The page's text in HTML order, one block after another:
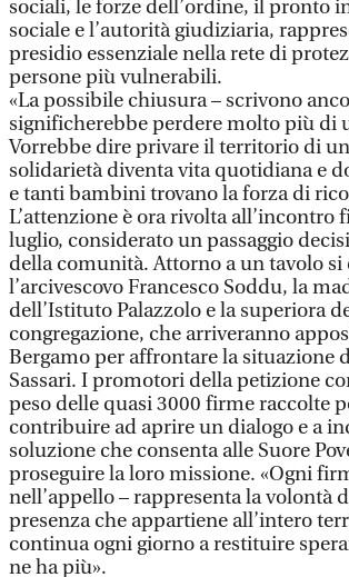
sociali, le forze dell’ordine, il pronto
sociale e l’autorità giudiziaria,
presidio essenziale nella rete di
persone più vulnerabili.
«La possibile chiusura – scrivono
significherebbe perdere molto più di
Vorrebbe dire privare il territorio di
solidarietà diventa vita quotidiana e
e tanti bambini trovano la forza di
L’attenzione è ora rivolta all’incontro
luglio, considerato un passaggio
della comunità. Attorno a un tavolo
l’arcivescovo Francesco Soddu, la
dell’Istituto Palazzolo e la superiora
congregazione, che arriveranno
Bergamo per affrontare la situazione
Sassari. I promotori della petizione
peso delle quasi 3000 firme raccolte
contribuire ad aprire un dialogo e a
soluzione che consenta alle Suore
proseguire la loro missione. «Ogni
nell’appello – rappresenta la volontà
presenza che appartiene all’intero
continua ogni giorno a restituire
ne ha più».